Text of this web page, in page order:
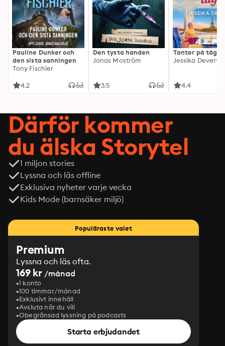
Pauline Dunker och
den sista sanningen
Tony Fischier
4.2
Den tysta handen
Jonas Moström
3.5
Tanter på tåg
Jessika Devert
4.4
Därför kommer
du älska Storytel
1 miljon stories
Lyssna och läs offline
Exklusiva nyheter varje vecka
Kids Mode (barnsäker miljö)
Populäraste valet
Premium
Lyssna och läs ofta.
169 kr /månad
1 konto
100 timmar/månad
Exklusivt innehåll
Avsluta när du vill
Obegränsad lyssning på podcasts
Starta erbjudandet